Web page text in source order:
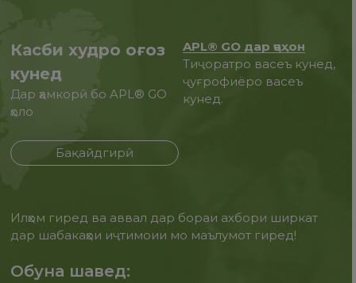
Касби худро оғоз
кунед
Дар ҳамкорӣ бо APL® GO
ҳоло
Бақайдгирӣ
APL® GO дар ҷаҳон
Тиҷоратро васеъ кунед,
ҷуғрофиёро васеъ
кунед.
Илҳом гиред ва аввал дар бораи ахбори ширкат
дар шабакаҳои иҷтимоии мо маълумот гиред!
Обуна шавед: